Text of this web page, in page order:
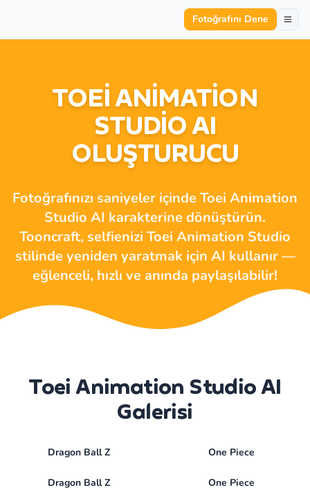
Fotoğrafını Dene
TOEI ANIMATION
STUDIO AI
OLUŞTURUCU
Fotoğrafınızı saniyeler içinde Toei Animation
Studio AI karakterine dönüştürün.
Tooncraft, selfienizi Toei Animation Studio
stilinde yeniden yaratmak için AI kullanır —
eğlenceli, hızlı ve anında paylaşılabilir!
Toei Animation Studio AI
Galerisi
Dragon Ball Z One Piece
Dragon Ball Z One Piece